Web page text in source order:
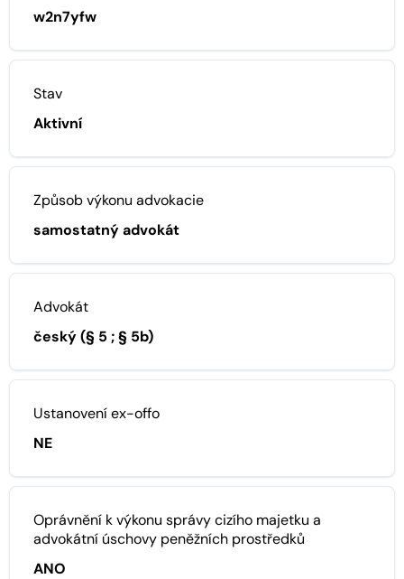
w2n7yfw
Stav
Aktivní
Způsob výkonu advokacie
samostatný advokát
Advokát
český (§ 5 ; § 5b)
Ustanovení ex-offo
NE
Oprávnění k výkonu správy cizího majetku a
advokátní úschovy peněžních prostředků
ANO